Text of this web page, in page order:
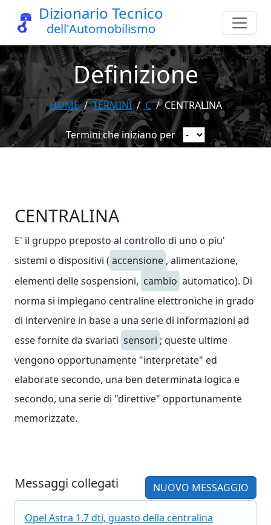
Dizionario Tecnico
dell'Automobilismo
Definizione
HOME TERMINI C CENTRALINA
Termini che iniziano per
CENTRALINA
E' il gruppo preposto al controllo di uno o piu'
sistemi o dispositivi ( accensione , alimentazione,
elementi delle sospensioni, cambio automatico). Di
norma si impiegano centraline elettroniche in grado
di intervenire in base a una serie di informazioni ad
esse fornite da svariati sensori ; queste ultime
vengono opportunamente "interpretate" ed
elaborate secondo, una ben determinata logica e
secondo, una serie di "direttive" opportunamente
memorizzate.
Messaggi collegati NUOVO MESSAGGIO
Opel Astra 1.7 dti, guasto della centralina